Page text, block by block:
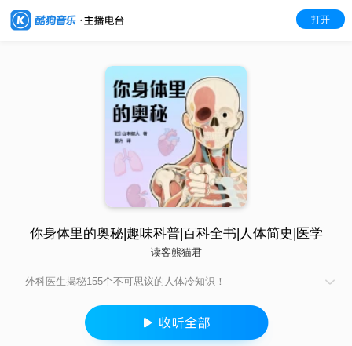
打开
你身体里的奥秘|趣味科普|百科全书|人体简史|医学
读客熊猫君
外科医生揭秘155个不可思议的人体冷知识！